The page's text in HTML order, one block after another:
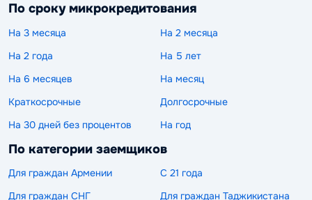
По сроку микрокредитования
На 3 месяца
На 2 месяца
На 2 года
На 5 лет
На 6 месяцев
На месяц
Краткосрочные
Долгосрочные
На 30 дней без процентов
На год
По категории заемщиков
Для граждан Армении
С 21 года
Для граждан СНГ
Для граждан Таджикистана